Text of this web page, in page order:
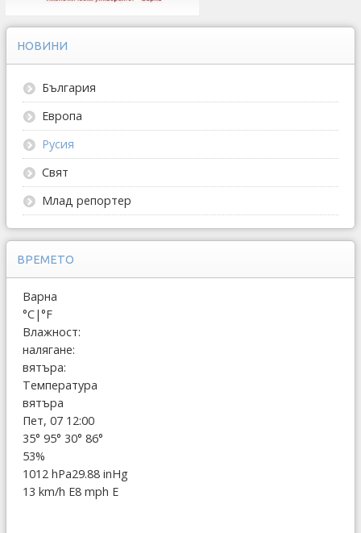
НОВИНИ
България
Европа
Русия
Свят
Млад репортер
ВРЕМЕТО
Варна
°C|°F
Влажност:
налягане:
вятъра:
Температура
вятъра
Пет, 07 12:00
35° 95° 30° 86°
53%
1012 hPa29.88 inHg
13 km/h E8 mph E